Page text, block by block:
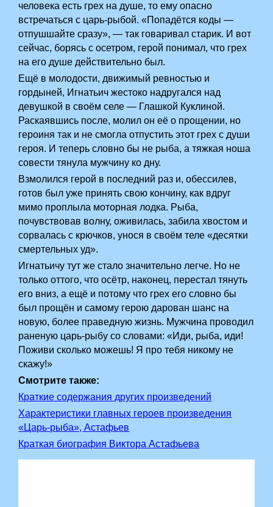
человека есть грех на душе, то ему опасно
встречаться с царь-рыбой. «Попадётся коды —
отпушшайте сразу», — так говаривал старик. И вот
сейчас, борясь с осетром, герой понимал, что грех
на его душе действительно был.
Ещё в молодости, движимый ревностью и
гордыней, Игнатьич жестоко надругался над
девушкой в своём селе — Глашкой Куклиной.
Раскаявшись после, молил он её о прощении, но
героиня так и не смогла отпустить этот грех с души
героя. И теперь словно бы не рыба, а тяжкая ноша
совести тянула мужчину ко дну.
Взмолился герой в последний раз и, обессилев,
готов был уже принять свою кончину, как вдруг
мимо проплыла моторная лодка. Рыба,
почувствовав волну, оживилась, забила хвостом и
сорвалась с крючков, унося в своём теле «десятки
смертельных уд».
Игнатьичу тут же стало значительно легче. Но не
только оттого, что осётр, наконец, перестал тянуть
его вниз, а ещё и потому что грех его словно бы
был прощён и самому герою дарован шанс на
новую, более праведную жизнь. Мужчина проводил
раненую царь-рыбу со словами: «Иди, рыба, иди!
Поживи сколько можешь! Я про тебя никому не
скажу!»
Смотрите также:
Краткие содержания других произведений
Характеристики главных героев произведения
«Царь-рыба», Астафьев
Краткая биография Виктора Астафьева